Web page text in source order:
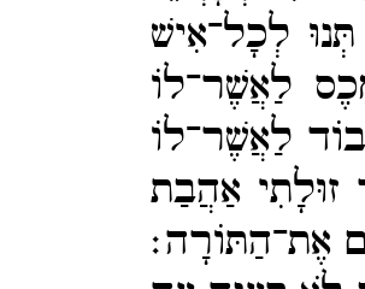
לְכָל־​אִישׁ
לַאֲשֶׁר־​לוֹ
לַאֲשֶׁר־​לוֹ
זוּלָתִי אַהֲבַת
אֶת־​הַתּוֹרָה׃